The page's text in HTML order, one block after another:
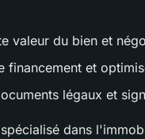
valeur du bien et
financement et
légaux et
dans